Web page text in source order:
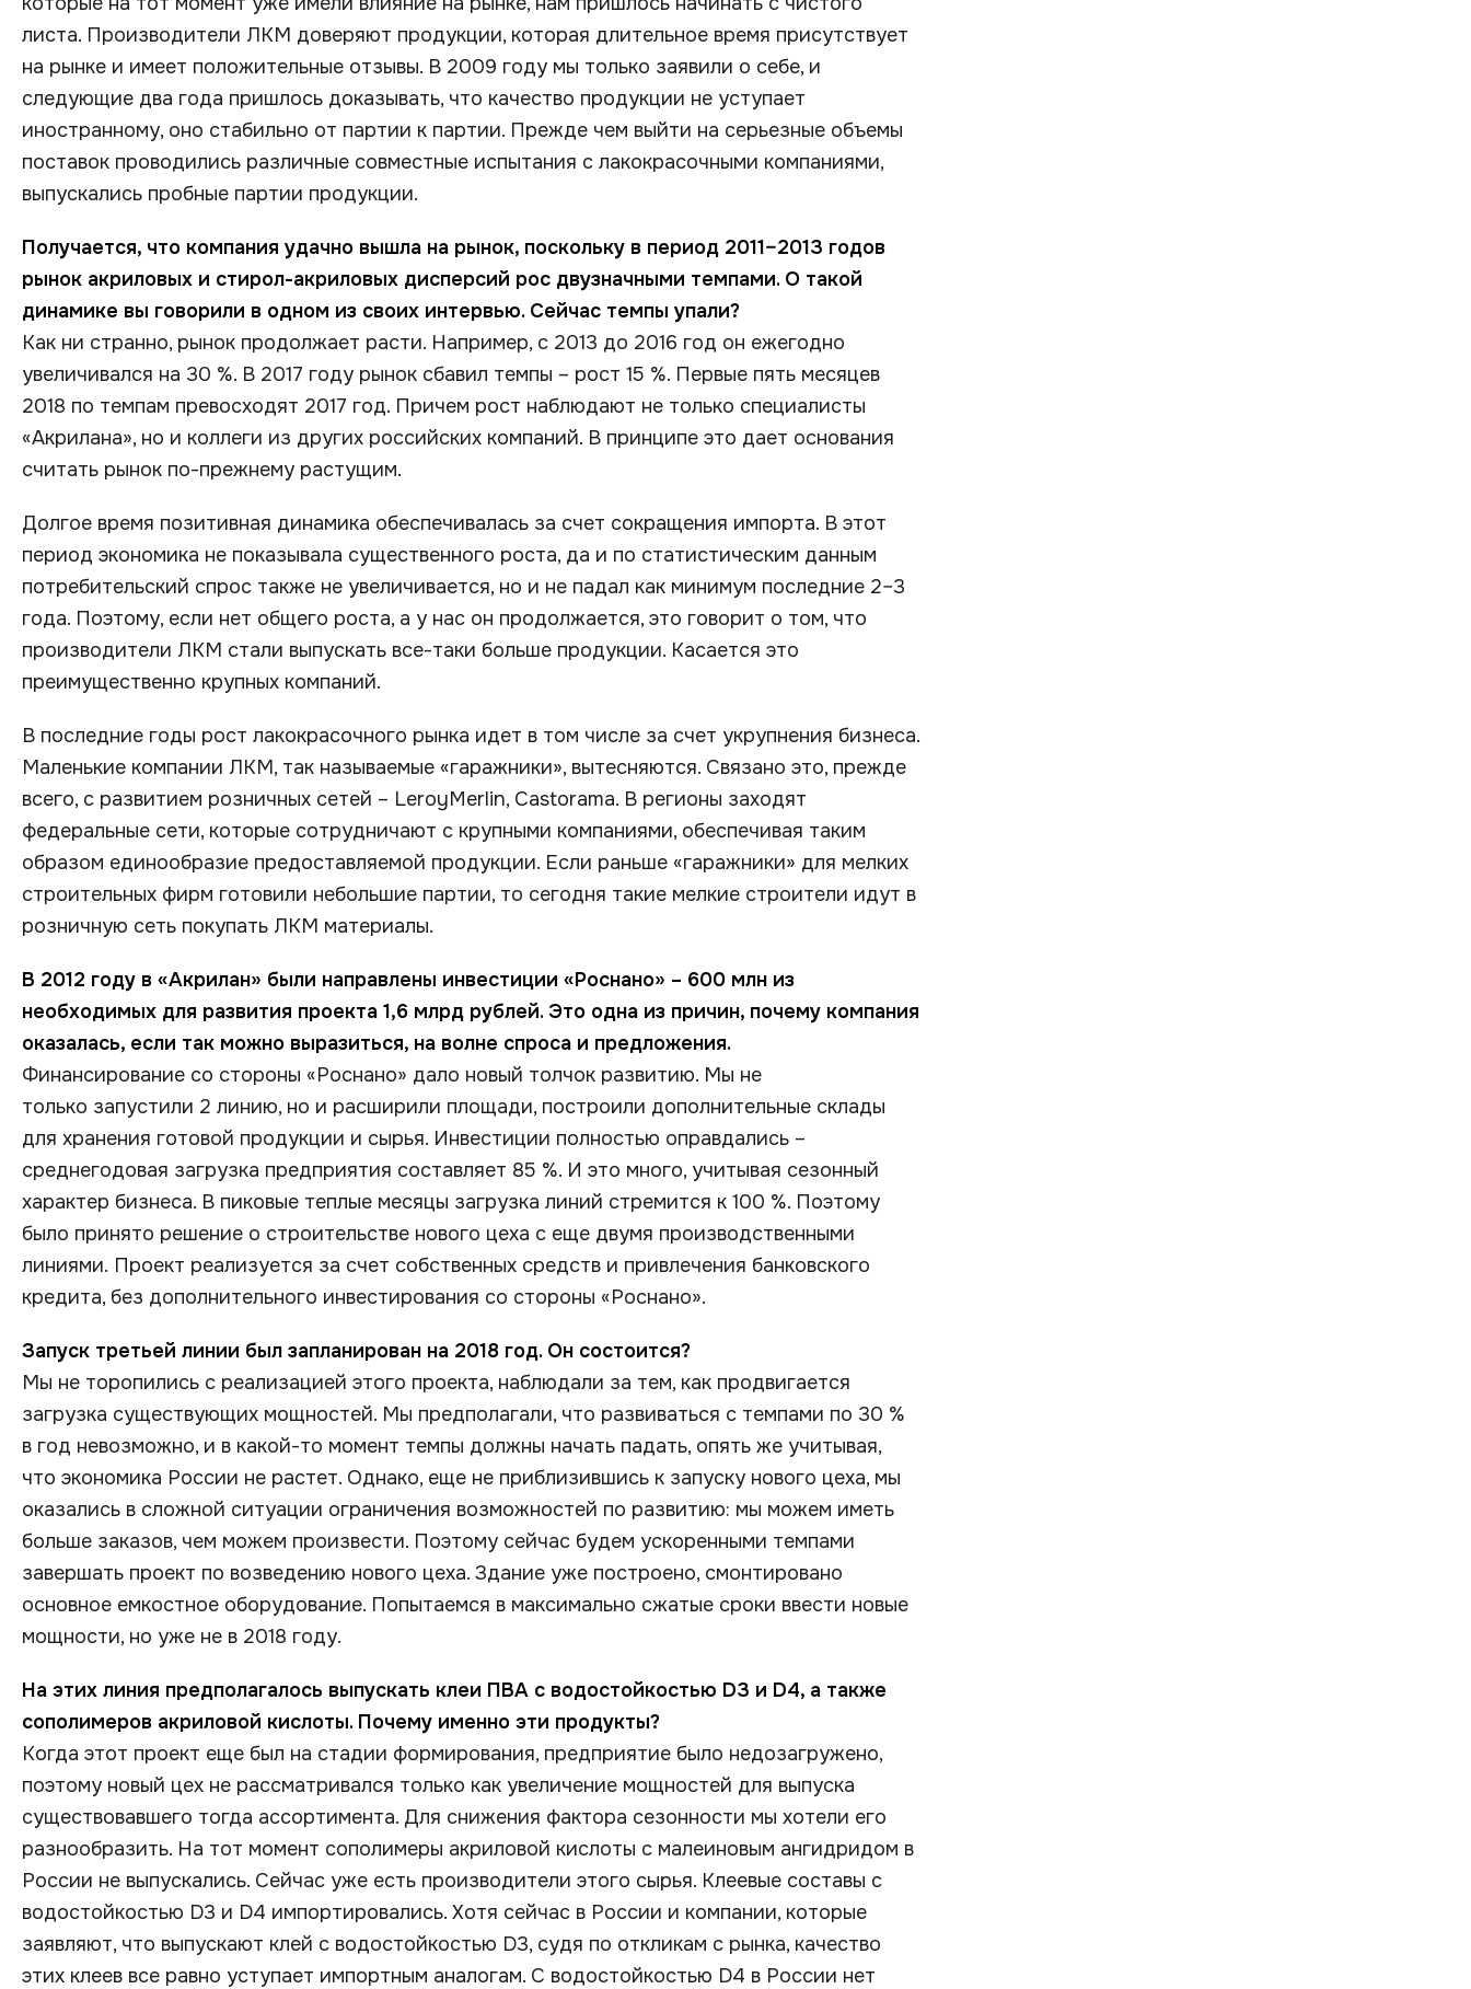
листа. Производители ЛКМ доверяют продукции, которая длительное время присутствует
на рынке и имеет положительные отзывы. В 2009 году мы только заявили о себе, и
следующие два года пришлось доказывать, что качество продукции не уступает
иностранному, оно стабильно от партии к партии. Прежде чем выйти на серьезные объемы
поставок проводились различные совместные испытания с лакокрасочными компаниями,
выпускались пробные партии продукции.
Получается, что компания удачно вышла на рынок, поскольку в период 2011–2013 годов
рынок акриловых и стирол-акриловых дисперсий рос двузначными темпами. О такой
динамике вы говорили в одном из своих интервью. Сейчас темпы упали?
Как ни странно, рынок продолжает расти. Например, с 2013 до 2016 год он ежегодно
увеличивался на 30 %. В 2017 году рынок сбавил темпы – рост 15 %. Первые пять месяцев
2018 по темпам превосходят 2017 год. Причем рост наблюдают не только специалисты
«Акрилана», но и коллеги из других российских компаний. В принципе это дает основания
считать рынок по-прежнему растущим.
Долгое время позитивная динамика обеспечивалась за счет сокращения импорта. В этот
период экономика не показывала существенного роста, да и по статистическим данным
потребительский спрос также не увеличивается, но и не падал как минимум последние 2–3
года. Поэтому, если нет общего роста, а у нас он продолжается, это говорит о том, что
производители ЛКМ стали выпускать все-таки больше продукции. Касается это
преимущественно крупных компаний.
В последние годы рост лакокрасочного рынка идет в том числе за счет укрупнения бизнеса.
Маленькие компании ЛКМ, так называемые «гаражники», вытесняются. Связано это, прежде
всего, с развитием розничных сетей – LeroyMerlin, Castorama. В регионы заходят
федеральные сети, которые сотрудничают с крупными компаниями, обеспечивая таким
образом единообразие предоставляемой продукции. Если раньше «гаражники» для мелких
строительных фирм готовили небольшие партии, то сегодня такие мелкие строители идут в
розничную сеть покупать ЛКМ материалы.
В 2012 году в «Акрилан» были направлены инвестиции «Роснано» – 600 млн из
необходимых для развития проекта 1,6 млрд рублей. Это одна из причин, почему компания
оказалась, если так можно выразиться, на волне спроса и предложения.
Финансирование со стороны «Роснано» дало новый толчок развитию. Мы не
только запустили 2 линию, но и расширили площади, построили дополнительные склады
для хранения готовой продукции и сырья. Инвестиции полностью оправдались –
среднегодовая загрузка предприятия составляет 85 %. И это много, учитывая сезонный
характер бизнеса. В пиковые теплые месяцы загрузка линий стремится к 100 %. Поэтому
было принято решение о строительстве нового цеха с еще двумя производственными
линиями. Проект реализуется за счет собственных средств и привлечения банковского
кредита, без дополнительного инвестирования со стороны «Роснано».
Запуск третьей линии был запланирован на 2018 год. Он состоится?
Мы не торопились с реализацией этого проекта, наблюдали за тем, как продвигается
загрузка существующих мощностей. Мы предполагали, что развиваться с темпами по 30 %
в год невозможно, и в какой-то момент темпы должны начать падать, опять же учитывая,
что экономика России не растет. Однако, еще не приблизившись к запуску нового цеха, мы
оказались в сложной ситуации ограничения возможностей по развитию: мы можем иметь
больше заказов, чем можем произвести. Поэтому сейчас будем ускоренными темпами
завершать проект по возведению нового цеха. Здание уже построено, смонтировано
основное емкостное оборудование. Попытаемся в максимально сжатые сроки ввести новые
мощности, но уже не в 2018 году.
На этих линия предполагалось выпускать клеи ПВА с водостойкостью D3 и D4, а также
сополимеров акриловой кислоты. Почему именно эти продукты?
Когда этот проект еще был на стадии формирования, предприятие было недозагружено,
поэтому новый цех не рассматривался только как увеличение мощностей для выпуска
существовавшего тогда ассортимента. Для снижения фактора сезонности мы хотели его
разнообразить. На тот момент сополимеры акриловой кислоты с малеиновым ангидридом в
России не выпускались. Сейчас уже есть производители этого сырья. Клеевые составы с
водостойкостью D3 и D4 импортировались. Хотя сейчас в России и компании, которые
заявляют, что выпускают клей с водостойкостью D3, судя по откликам с рынка, качество
этих клеев все равно уступает импортным аналогам. С водостойкостью D4 в России нет